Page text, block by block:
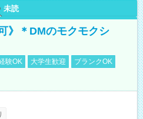
未読
》＊DMのモクモクシ
験OK 大学生歓迎
ブランクOK